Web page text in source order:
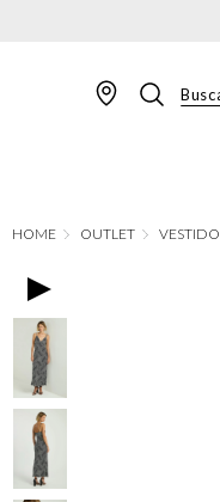
Buscar
OUTLET VESTIDO